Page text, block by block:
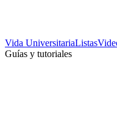
Vida UniversitariaListas
Guías y tutoriales